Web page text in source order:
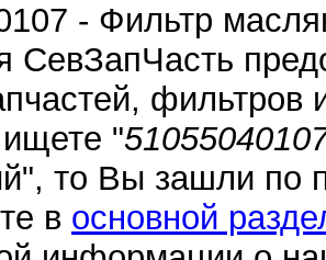
- Фильтр
СевЗапЧасть
фильтров
"
то Вы зашли по
в основной